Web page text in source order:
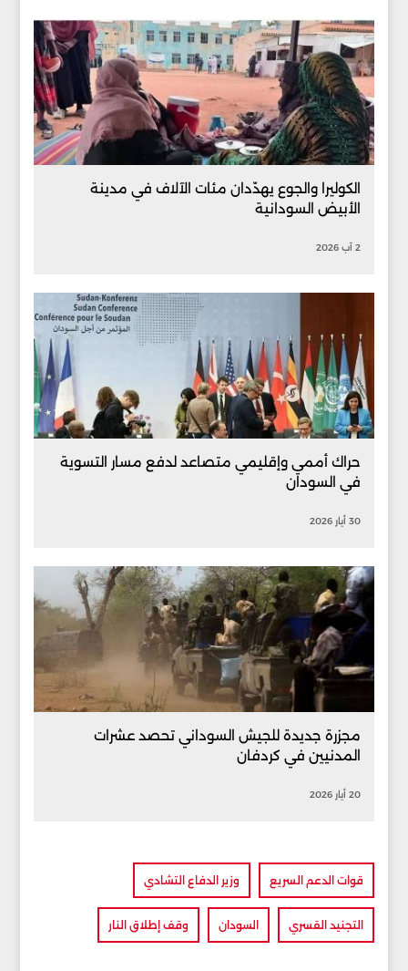
الكوليرا والجوع يهدّدان مئات الآلاف في مدينة
الأبيض السودانية
2 آب 2026
حراك أممي وإقليمي متصاعد لدفع مسار التسوية
في السودان
30 أيار 2026
مجزرة جديدة للجيش السوداني تحصد عشرات
المدنيين في كردفان
20 أيار 2026
قوات الدعم السريع وزير الدفاع التشادي
التجنيد القسري السودان وقف إطلاق النار